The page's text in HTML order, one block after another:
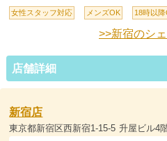
女性スタッフ対応 メンズOK 18時以
>>新宿のシ
店舗詳細
新宿店
東京都新宿区西新宿1-15-5 升屋ビル4